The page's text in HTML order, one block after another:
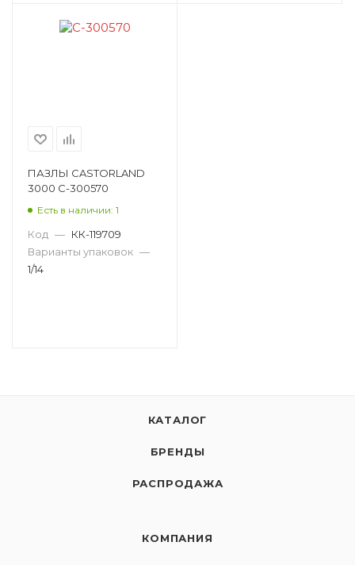
ПАЗЛЫ CASTORLAND
3000 C-300570
Есть в наличии: 1
Код — КК-119709
Варианты упаковок —
1/14
КАТАЛОГ
БРЕНДЫ
РАСПРОДАЖА
КОМПАНИЯ